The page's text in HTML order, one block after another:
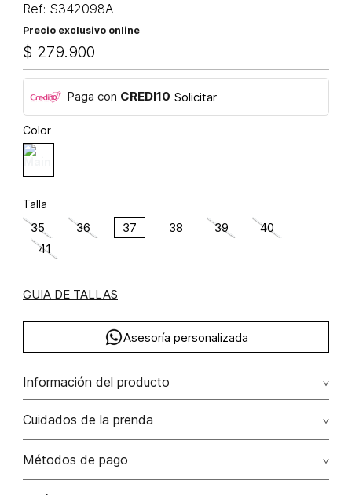
Ref: S342098A
Precio exclusivo online
$ 279.900
Paga con CREDI10 Solicitar
Color
Talla
35 36 37 38 39
40
41
GUIA DE TALLAS
Asesoría personalizada
Información del producto
C45-complementarias sf semana 45 2025
Cuidados de la prenda
Métodos de pago